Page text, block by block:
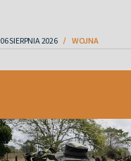
06 SIERPNIA 2026 WOJNA